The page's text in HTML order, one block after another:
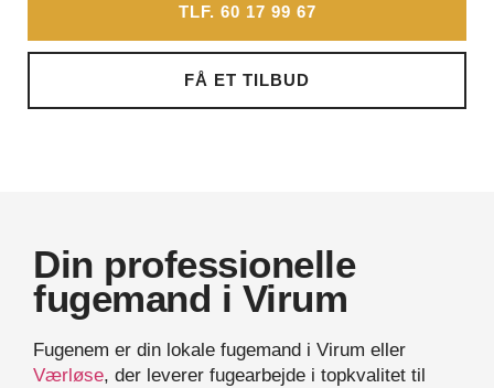
TLF. 60 17 99 67
FÅ ET TILBUD
Din professionelle
fugemand i Virum
Fugenem er din lokale fugemand i Virum eller
Værløse, der leverer fugearbejde i topkvalitet til